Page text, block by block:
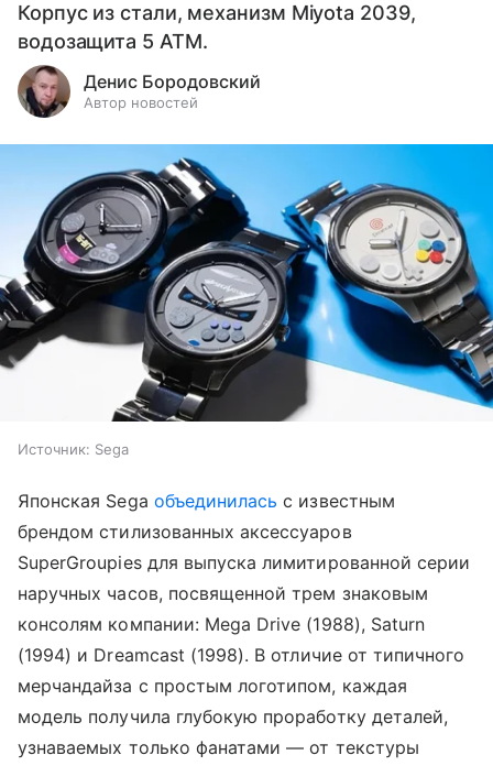
Корпус из стали, механизм Miyota 2039,
водозащита 5 ATM.
Денис Бородовский
Автор новостей
Источник: Sega
Японская Sega объединилась с известным
брендом стилизованных аксессуаров
SuperGroupies для выпуска лимитированной серии
наручных часов, посвященной трем знаковым
консолям компании: Mega Drive (1988), Saturn
(1994) и Dreamcast (1998). В отличие от типичного
мерчандайза с простым логотипом, каждая
модель получила глубокую проработку деталей,
узнаваемых только фанатами — от текстуры